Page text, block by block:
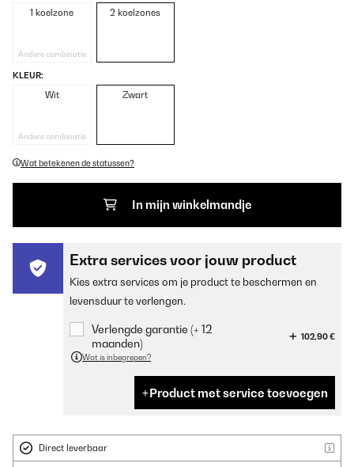
1 koelzone
Andere combinatie
2 koelzones
KLEUR:
Wit
Andere combinatie
Zwart
Wat betekenen de statussen?
In mijn winkelmandje
Extra services voor jouw product
Kies extra services om je product te beschermen en
levensduur te verlengen.
Verlengde garantie (+ 12
maanden)
102,90 €
Wat is inbegrepen?
Product met service toevoegen
Direct leverbaar